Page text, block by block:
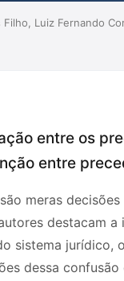
Filho, Luiz Fernando
entre os
entre
meras
destacam
sistema
dessa